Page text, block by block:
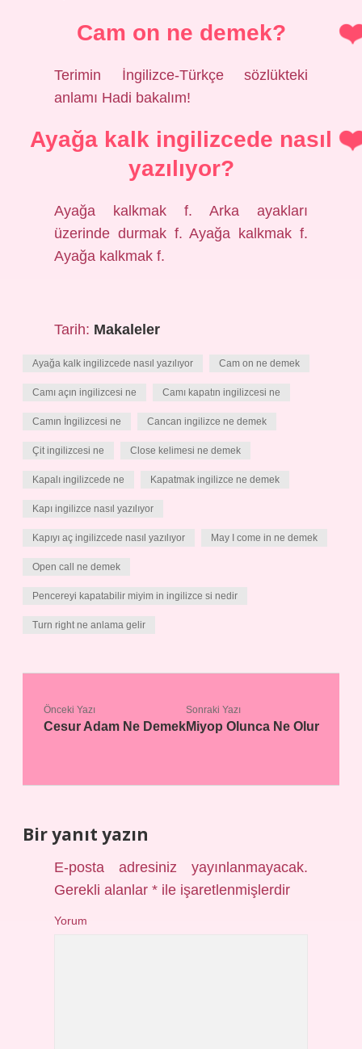
Cam on ne demek?
Terimin İngilizce-Türkçe sözlükteki
anlamı Hadi bakalım!
Ayağa kalk ingilizcede nasıl
yazılıyor?
Ayağa kalkmak f. Arka ayakları
üzerinde durmak f. Ayağa kalkmak f.
Ayağa kalkmak f.
Tarih: Makaleler
Ayağa kalk ingilizcede nasıl yazılıyor Cam on ne demek
Camı açın ingilizcesi ne Camı kapatın ingilizcesi ne
Camın İngilizcesi ne Cancan ingilizce ne demek
Çit ingilizcesi ne Close kelimesi ne demek
Kapalı ingilizcede ne Kapatmak ingilizce ne demek
Kapı ingilizce nasıl yazılıyor
Kapıyı aç ingilizcede nasıl yazılıyor May I come in ne demek
Open call ne demek
Pencereyi kapatabilir miyim in ingilizce si nedir
Turn right ne anlama gelir
Önceki Yazı
Cesur Adam Ne Demek
Sonraki Yazı
Miyop Olunca Ne Olur
Bir yanıt yazın
E-posta adresiniz yayınlanmayacak.
Gerekli alanlar* ile işaretlenmişlerdir
Yorum